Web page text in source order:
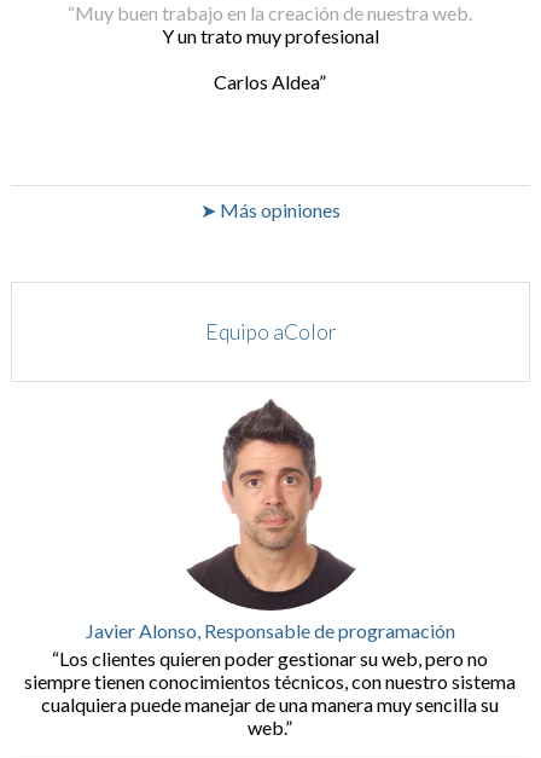
Muy buen trabajo en la creación de nuestra web.
Y un trato muy profesional
Carlos Aldea
➤ Más opiniones
Equipo aColor
Javier Alonso, Responsable de programación
Los clientes quieren poder gestionar su web, pero no
siempre tienen conocimientos técnicos, con nuestro sistema
cualquiera puede manejar de una manera muy sencilla su
web.